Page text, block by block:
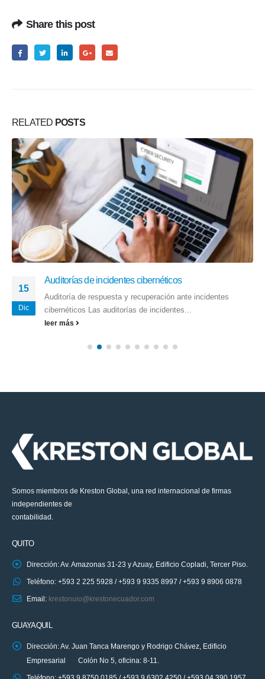
Share this post
RELATED POSTS
15
Dic
Auditorías de incidentes cibernéticos
Auditoría de respuesta y recuperación ante incidentes
cibernéticos Las auditorías de incidentes...
leer más
Somos miembros de Kreston Global, una red internacional de firmas
independientes de
contabilidad.
QUITO
Dirección: Av. Amazonas 31-23 y Azuay, Edificio Copladi, Tercer Piso.
Teléfono: +593 2 225 5928 / +593 9 9335 8997 / +593 9 8906 0878
Email: krestonuio@krestonecuador.com
GUAYAQUIL
Dirección: Av. Juan Tanca Marengo y Rodrigo Chávez, Edificio
Empresarial Colón No 5, oficina: 8-11.